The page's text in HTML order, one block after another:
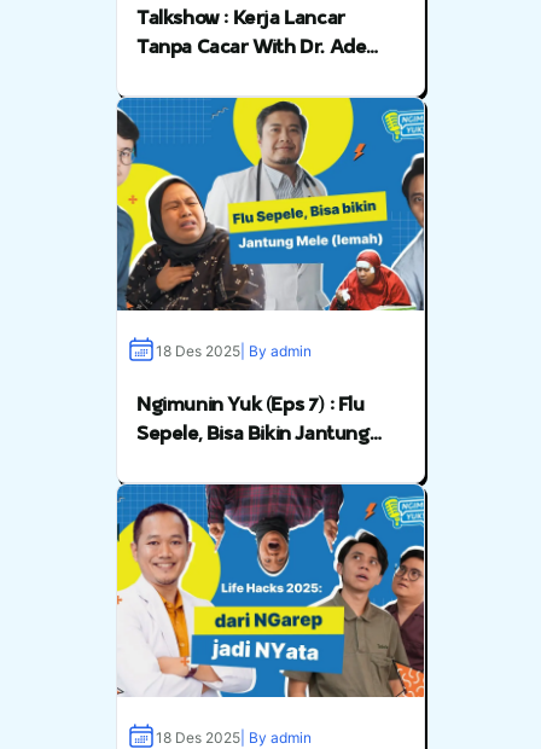
Talkshow : Kerja Lancar
Tanpa Cacar With Dr. Ade
18 Des 2025 | By admin
Ngimunin Yuk (Eps 7) : Flu
Sepele, Bisa Bikin Jantung
18 Des 2025 | By admin